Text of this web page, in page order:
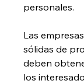
personales.
Las
sólidas de
deben
los